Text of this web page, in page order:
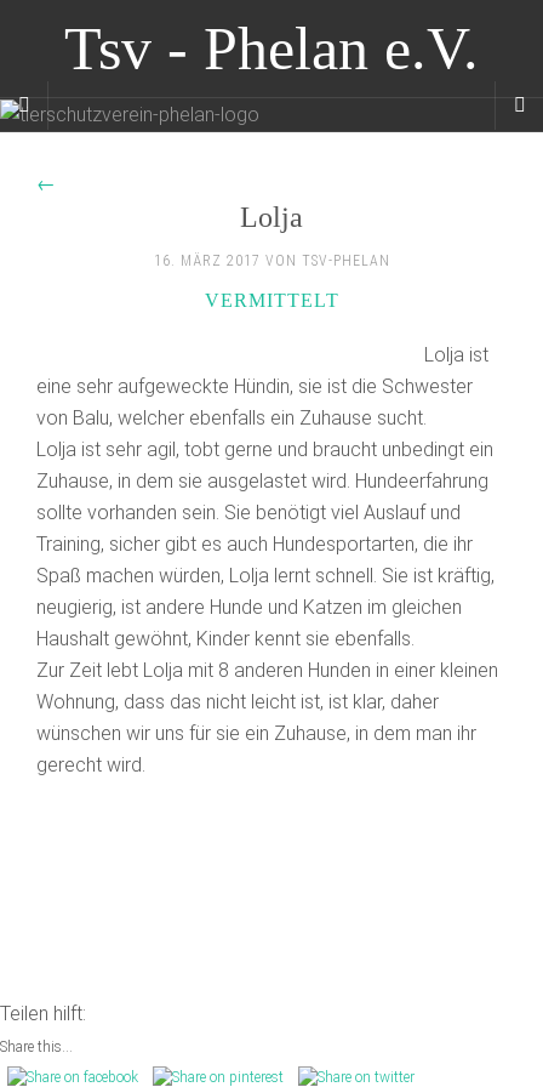
Tsv - Phelan e.V.
←
Lolja
16. MÄRZ 2017 VON TSV-PHELAN
VERMITTELT
Lolja ist
eine sehr aufgeweckte Hündin, sie ist die Schwester
von Balu, welcher ebenfalls ein Zuhause sucht.
Lolja ist sehr agil, tobt gerne und braucht unbedingt ein
Zuhause, in dem sie ausgelastet wird. Hundeerfahrung
sollte vorhanden sein. Sie benötigt viel Auslauf und
Training, sicher gibt es auch Hundesportarten, die ihr
Spaß machen würden, Lolja lernt schnell. Sie ist kräftig,
neugierig, ist andere Hunde und Katzen im gleichen
Haushalt gewöhnt, Kinder kennt sie ebenfalls.
Zur Zeit lebt Lolja mit 8 anderen Hunden in einer kleinen
Wohnung, dass das nicht leicht ist, ist klar, daher
wünschen wir uns für sie ein Zuhause, in dem man ihr
gerecht wird.
Teilen hilft:
Share this...